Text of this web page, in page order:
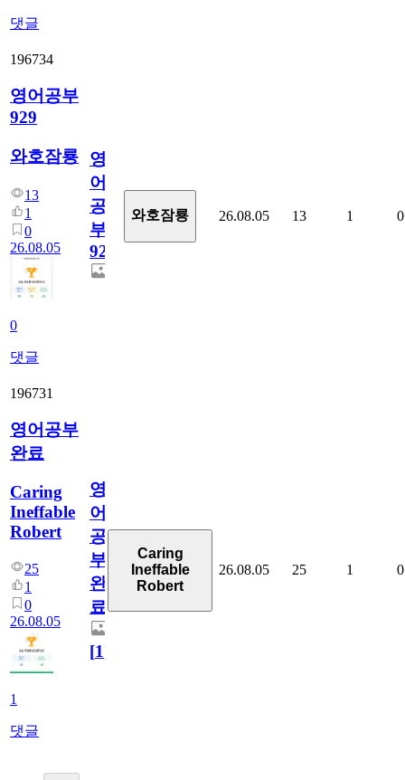
댓글
196734
영어공부
929
와호잠룡
13
1
0
26.08.05
0
댓글
영
어
공
부
929
와호잠룡 26.08.05 13 1 0
196731
영어공부
완료
Caring
Ineffable
Robert
25
1
0
26.08.05
1
댓글
영
어
공
부
완
료
[1]
Caring
Ineffable
Robert
26.08.05 25 1 0